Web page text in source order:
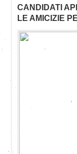
CANDIDATI
LE AMICIZIE